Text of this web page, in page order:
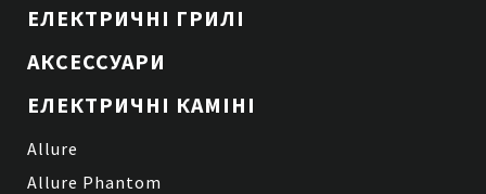
ЕЛЕКТРИЧНІ ГРИЛІ
АКСЕССУАРИ
ЕЛЕКТРИЧНІ КАМІНІ
Allure
Allure Phantom